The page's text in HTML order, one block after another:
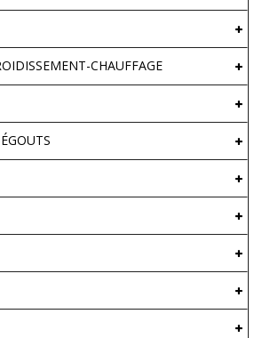
CHAUFFAGE